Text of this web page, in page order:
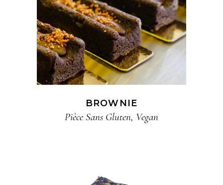
BROWNIE
Pièce​ Sans Gluten​, Vegan